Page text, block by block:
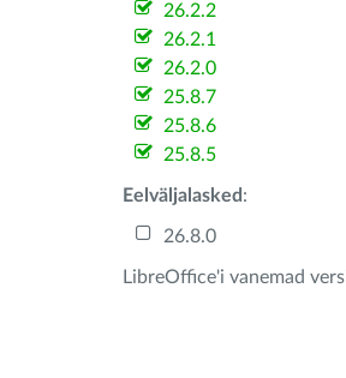
26.2.2
26.2.1
26.2.0
25.8.7
25.8.6
25.8.5
Eelväljalasked :
26.8.0
LibreOffice'i vanemad